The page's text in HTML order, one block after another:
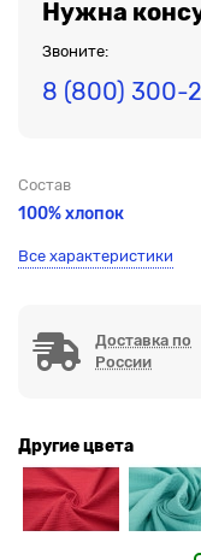
Нужна
Звоните:
8 (800) 300-
Состав
100% хлопок
Все характеристики
Доставка по
России
Другие цвета